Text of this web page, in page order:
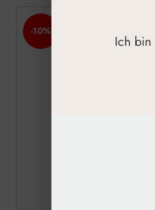
-10%
Ich bin